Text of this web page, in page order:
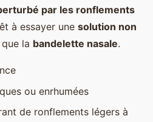
par les ronflements
à essayer une solution non
la bandelette nasale.
ou enrhumées
de ronflements légers à